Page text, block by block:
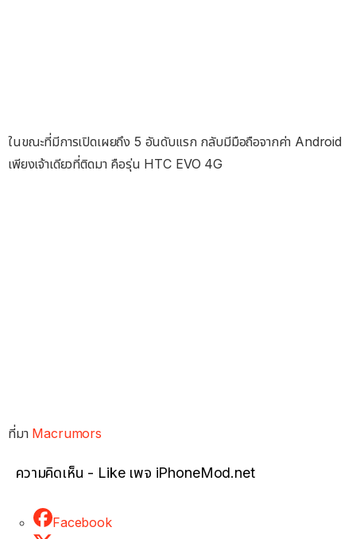
ในขณะที่มีการเปิดเผยถึง 5 อันดับแรก กลับมีมือถือจากค่า Android
เพียงเจ้าเดียวที่ติดมา คือรุ่น HTC EVO 4G
ที่มาMacrumors
ความคิดเห็น - Like เพจ iPhoneMod.net
Facebook